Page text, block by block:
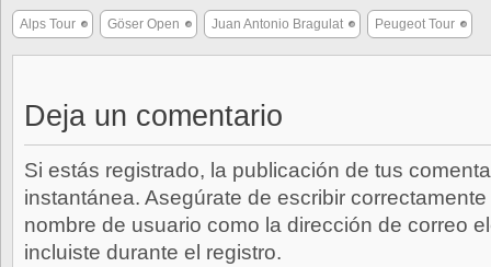
Alps Tour Göser Open Juan Antonio Bragulat Peugeot Tour
Deja un comentario
Si estás registrado, la publicación de tus
instantánea. Asegúrate de escribir
nombre de usuario como la dirección de correo
incluiste durante el registro.